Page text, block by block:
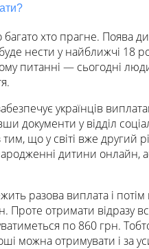
багато хто прагне. Поява
нести у найближчі 18
питанні — сьогодні
українців
документи у відділ
що у світі вже другий
дитини онлайн,
разова виплата і
Проте отримати
по 860 грн.
можна отримувати і за